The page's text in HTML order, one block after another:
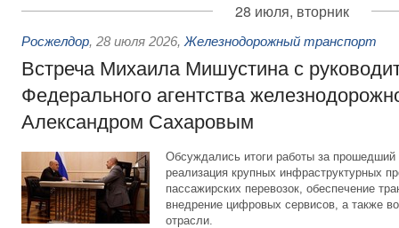
28 июля, вторник
Росжелдор, 28 июля 2026, Железнодорожный транспорт
Встреча Михаила Мишустина с
Федерального агентства
Александром Сахаровым
Обсуждались итоги работы за
реализация крупных инфраструктурных
пассажирских перевозок, обеспечение
внедрение цифровых сервисов, а также
отрасли.